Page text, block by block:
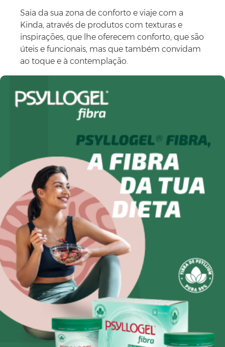
Saia da sua zona de conforto e viaje com a
Kinda, através de produtos com texturas e
inspirações, que lhe oferecem conforto, que são
úteis e funcionais, mas que também convidam
ao toque e à contemplação.